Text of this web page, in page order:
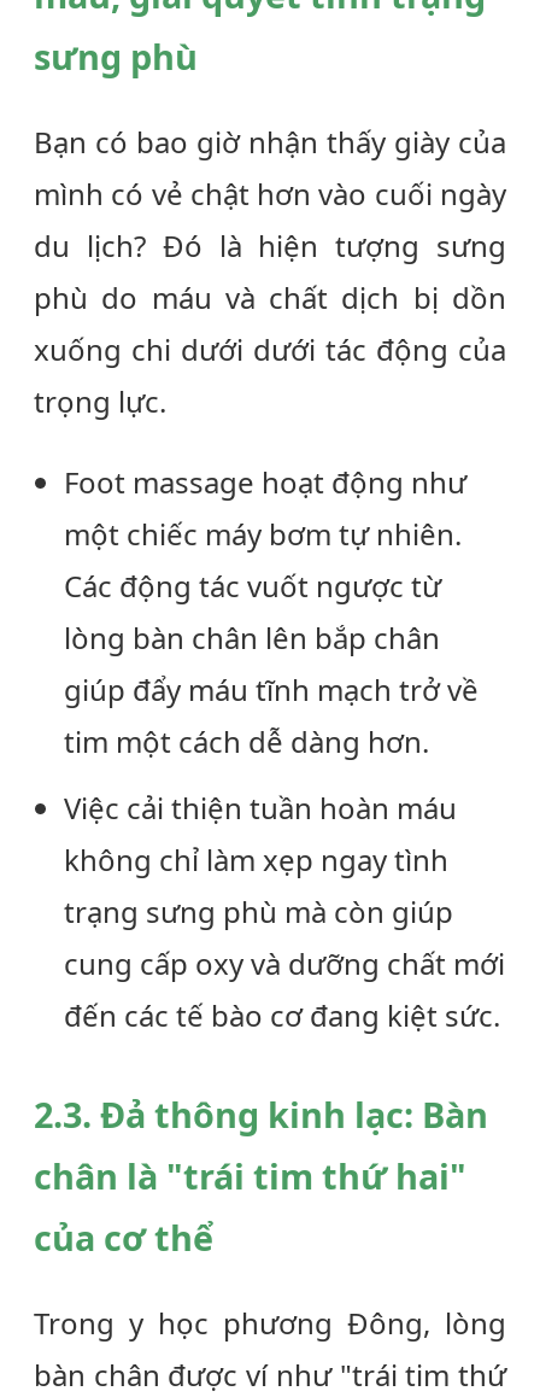
sưng phù
Bạn có bao giờ nhận thấy giày của
mình có vẻ chật hơn vào cuối ngày
du lịch? Đó là hiện tượng sưng
phù do máu và chất dịch bị dồn
xuống chi dưới dưới tác động của
trọng lực.
Foot massage hoạt động như
một chiếc máy bơm tự nhiên.
Các động tác vuốt ngược từ
lòng bàn chân lên bắp chân
giúp đẩy máu tĩnh mạch trở về
tim một cách dễ dàng hơn.
Việc cải thiện tuần hoàn máu
không chỉ làm xẹp ngay tình
trạng sưng phù mà còn giúp
cung cấp oxy và dưỡng chất mới
đến các tế bào cơ đang kiệt sức.
2.3. Đả thông kinh lạc: Bàn
chân là "trái tim thứ hai"
của cơ thể
Trong y học phương Đông, lòng
bàn chân được ví như "trái tim thứ